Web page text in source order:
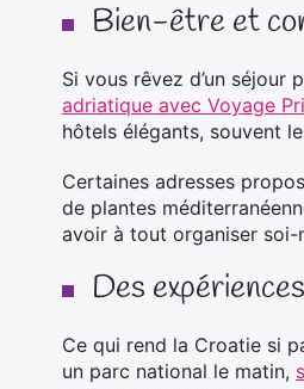
Bien-être et
Si vous rêvez d’un séjour
adriatique avec Voyage
hôtels élégants, souvent
Certaines adresses
de plantes
avoir à tout organiser soi-
Des
Ce qui rend la Croatie si
un parc national le matin,